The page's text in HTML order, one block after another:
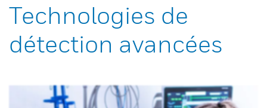
Technologies de
détection avancées